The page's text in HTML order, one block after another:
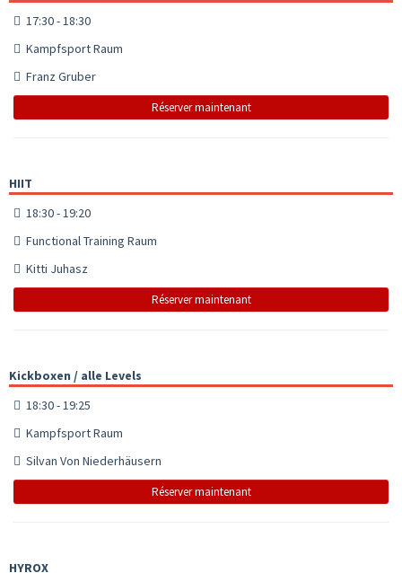
17:30 - 18:30
Kampfsport Raum
Franz Gruber
Réserver maintenant
HIIT
18:30 - 19:20
Functional Training Raum
Kitti Juhasz
Réserver maintenant
Kickboxen / alle Levels
18:30 - 19:25
Kampfsport Raum
Silvan Von Niederhäusern
Réserver maintenant
HYROX